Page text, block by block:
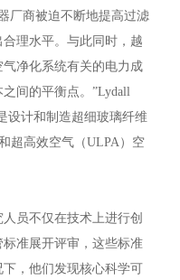
厂商被迫不断地提高过滤
理水平。与此同时，越
净化系统有关的电力成
间的平衡点。”Lydall
设计和制造超细玻璃纤维
超高效空气（ULPA）空
员不仅在技术上进行创
准展开评审，这些标准
，他们发现核心科学可